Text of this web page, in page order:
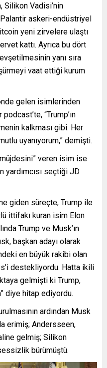
Silikon Vadisi’nin
Palantir askeri-endüstriyel
yeni zirvelere ulaştı
kattı. Ayrıca bu dört
yanı sıra
vaat ettiği kurum
gelen isimlerinden
“Trump’ın
kalkması gibi. Her
uyanıyorum,” demişti.
veren isim ise
yardımcısı seçtiği JD
giden süreçte, Trump ile
ittifakı kuran isim Elon
Trump ve Musk’ın
başkan adayı olarak
en büyük rakibi olan
destekliyordu. Hatta ikili
gelmişti ki Trump,
diye hitap ediyordu.
ardından Musk
erimiş; Andersseen,
gelmiş; Silikon
bürümüştü.